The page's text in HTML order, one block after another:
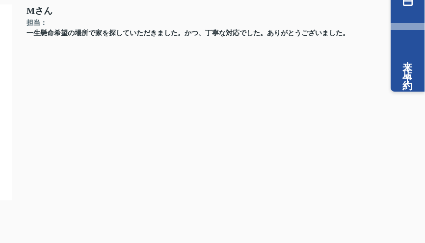
Mさん
担当：
一生懸命希望の場所で家を探していただきました。かつ、丁寧な対応でした。ありがとうございました。
来店予約